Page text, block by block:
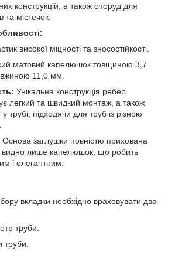
конструкцій, а також споруд для
та містечок.
високої міцності та зносостійкості.
матовий капелюшок товщиною 3,7
11,0 мм.
Унікальна конструкція ребер
легкий та швидкий монтаж, а також
трубі, підходячи для труб із різною
Основа заглушки повністю прихована
видно лише капелюшок, що робить
і елегантним.
вкладки необхідно враховувати два
труби.
труби.